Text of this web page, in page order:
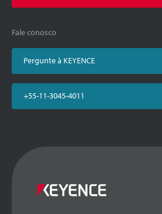
Fale conosco
Pergunte à KEYENCE
+55-11-3045-4011